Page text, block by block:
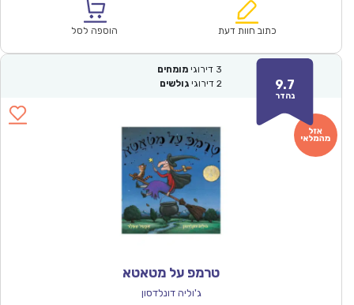
₪64.00.
הוא:
כתוב חוות דעת הוספה לסל
9.7
נהדר
3 דירוגי מומחים
2 דירוגי גולשים
טרמפ על מטאטא
ג'וליה דונלדסון